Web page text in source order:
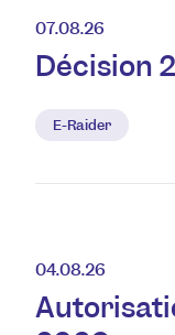
07.08.26
Décision
E-Raider
04.08.26